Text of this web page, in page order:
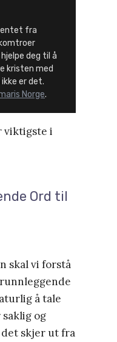
fra
deg til å
kristen med
er det.
Norge.
viktigste i
Ord til
skal vi forstå
å tale
og
skjer ut fra